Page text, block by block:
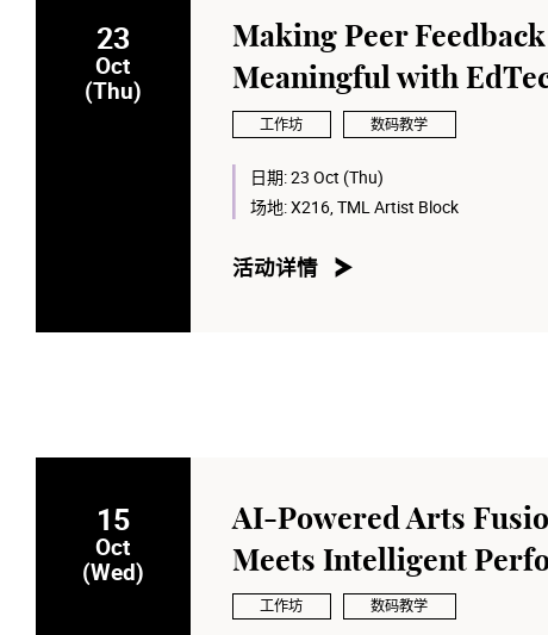
23
Oct
(Thu)
Making Peer
Meaningful with
工作坊 数码教学
日期:23 Oct (Thu)
场地:X216, TML Artist Block
活动详情
15
Oct
(Wed)
AI-Powered Arts
Meets Intelligent
工作坊 数码教学